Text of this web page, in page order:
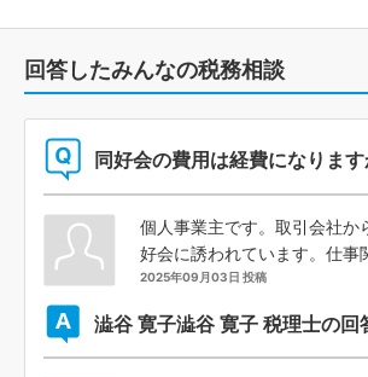
回答したみんなの税務相談
同好会の費用は経費になりま
個人事業主です。取引会社か
好会に誘われています。仕事
2025年09月03日 投稿
澁谷 寛子澁谷 寛子 税理士の回